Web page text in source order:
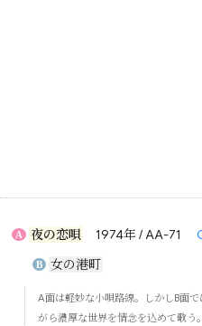
A 夜の恋唄 1974年 / AA-71
B 女の港町
A面は軽妙な小唄路線。しかしB面
がら濃厚な世界を情念を込めて歌う。